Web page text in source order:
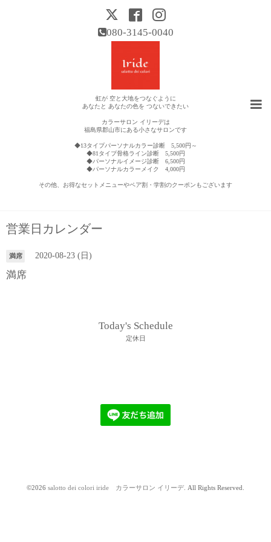
080-3145-0040
虹が 空と大地をつなぐように
あなたと あなたの色を つないできたい
カラーサロン イリーデは
福島県郡山市にある小さなサロンです
◆13タイプパーソナルカラー診断 5,500円～
◆81タイプ骨格ライン診断 5,500円
◆パーソナルイメージ診断 6,500円
◆パーソナルカラーメイク 4,000円
その他、お得なセットメニューやペア割・学割のクーポンもございます
営業日カレンダー
満席 2020-08-23 (日)
満席
Today's Schedule
定休日
©2026 salotto dei colori iride カラーサロン イリーデ. All Rights Reserved.